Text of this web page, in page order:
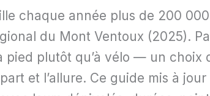
chaque année plus de 200
du Mont Ventoux (2025).
pied plutôt qu’à vélo — un choix
et l’allure. Ce guide mis à